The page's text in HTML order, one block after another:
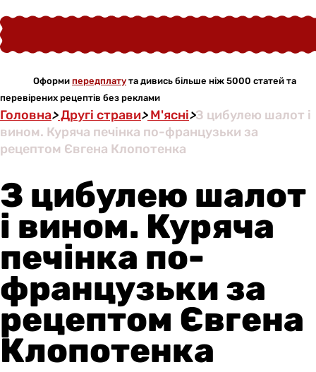
Оформи передплату та дивись більше ніж 5000 статей та
перевірених рецептів без реклами
Головна>Другі страви>М'ясні>З цибулею шалот і
вином. Куряча печінка по-французьки за
рецептом Євгена Клопотенка
З цибулею шалот
і вином. Куряча
печінка по-
французьки за
рецептом Євгена
Клопотенка